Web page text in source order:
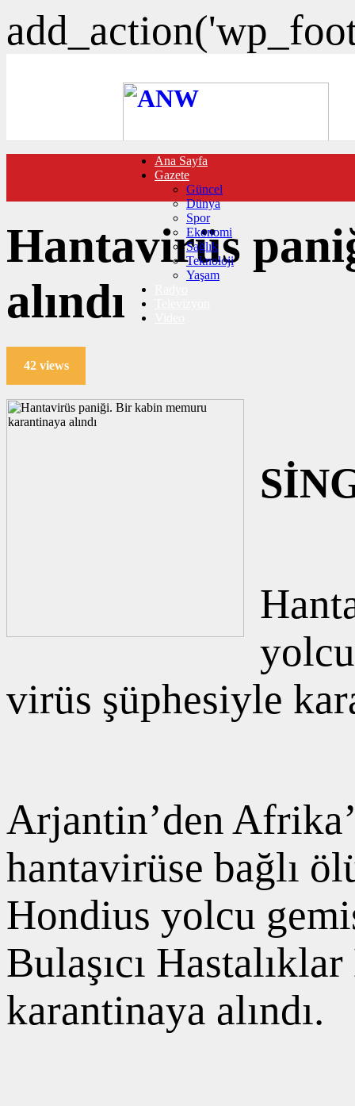
FOTO GALERİ
VIDEO GALERİ
TRAFİK DURUMU
NÖBETÇİ ECZANELER
CANLI SONUÇLAR
HABER GÖNDER
BURÇLAR
İLETİŞİM
Ana Sayfa
Gazete
Güncel
Dünya
Spor
Ekonomi
Sağlık
Teknoloji
Yaşam
Hantavirüs
alındı
42 views
virüs şüphesiyle
Arjantin’den
hantavirüse bağlı
Hondius yolcu
Bulaşıcı
karantinaya alındı.